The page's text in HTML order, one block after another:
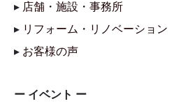
▸ 店舗・施設・事務所
▸ リフォーム・リノベーション
▸ お客様の声
ー イベント ー